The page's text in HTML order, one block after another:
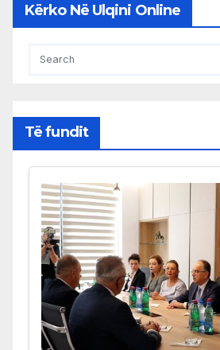
Kërko Në Ulqini Online
Të fundit